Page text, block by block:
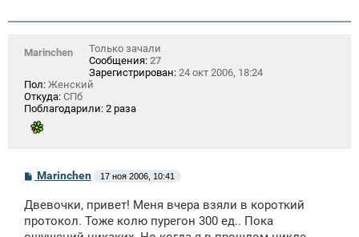
Marinchen
Только зачали
Сообщения: 27
Зарегистрирован: 24 окт 2006, 18:24
Пол: Женский
Откуда: СПб
Поблагодарили: 2 раза
С
о
б
щ
е
Marinchen 17 ноя 2006, 10:41
Двевочки, привет! Меня вчера взяли в короткий
протокол. Тоже колю пурегон 300 ед.. Пока